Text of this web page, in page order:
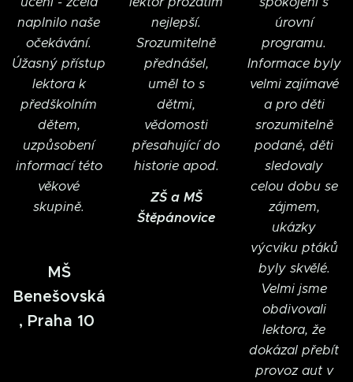
naplnilo naše
očekávání.
Úžasný přístup
lektora k
předškolním
dětem,
uzpůsobení
informací této
věkové
skupině.
MŠ
Benešovská
, Praha 10
nejlepší.
Srozumitelně
přednášel,
uměl to s
dětmi,
vědomosti
přesahující do
historie apod.
ZŠ a MŠ
Štěpánovice
úrovní
programu.
Informace byly
velmi zajímavé
a pro děti
srozumitelně
podané, děti
sledovaly
celou dobu se
zájmem,
ukázky
výcviku ptáků
byly skvělé.
Velmi jsme
obdivovali
lektora, že
dokázal přebít
provoz aut v